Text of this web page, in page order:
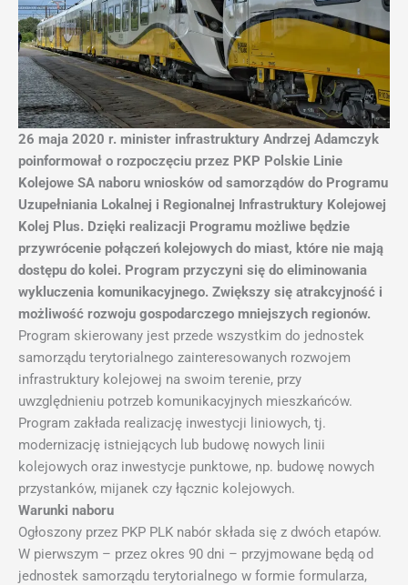
26 maja 2020 r. minister infrastruktury Andrzej Adamczyk
poinformował o rozpoczęciu przez PKP Polskie Linie
Kolejowe SA naboru wniosków od samorządów do Programu
Uzupełniania Lokalnej i Regionalnej Infrastruktury Kolejowej
Kolej Plus. Dzięki realizacji Programu możliwe będzie
przywrócenie połączeń kolejowych do miast, które nie mają
dostępu do kolei. Program przyczyni się do eliminowania
wykluczenia komunikacyjnego. Zwiększy się atrakcyjność i
możliwość rozwoju gospodarczego mniejszych regionów.
Program skierowany jest przede wszystkim do jednostek
samorządu terytorialnego zainteresowanych rozwojem
infrastruktury kolejowej na swoim terenie, przy
uwzględnieniu potrzeb komunikacyjnych mieszkańców.
Program zakłada realizację inwestycji liniowych, tj.
modernizację istniejących lub budowę nowych linii
kolejowych oraz inwestycje punktowe, np. budowę nowych
przystanków, mijanek czy łącznic kolejowych.
Warunki naboru
Ogłoszony przez PKP PLK nabór składa się z dwóch etapów.
W pierwszym – przez okres 90 dni – przyjmowane będą od
jednostek samorządu terytorialnego w formie formularza,